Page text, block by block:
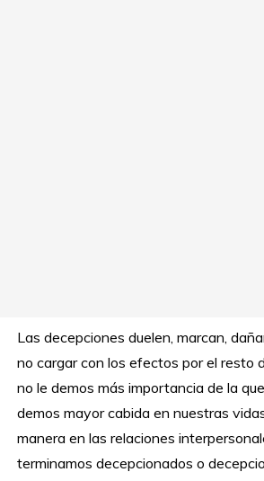
Las decepciones duelen, marcan,
no cargar con los efectos por el resto
no le demos más importancia de la
demos mayor cabida en nuestras
manera en las relaciones
terminamos decepcionados o